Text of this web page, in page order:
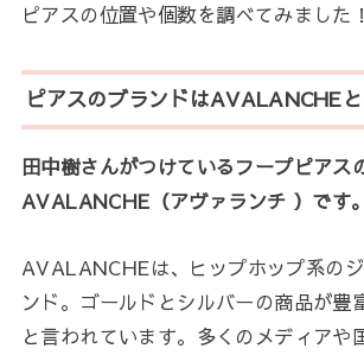
ピアスの位置や個数を調べてみました！
ピアスのブランドはAVALANCHE
田中樹さんがつけているフープピアス
AVALANCHE（アヴァランチ ）です。
AVALANCHEは、ヒップホップ系の
ンド。ゴールドとシルバーの商品が豊
と言われています。多くのメディアや